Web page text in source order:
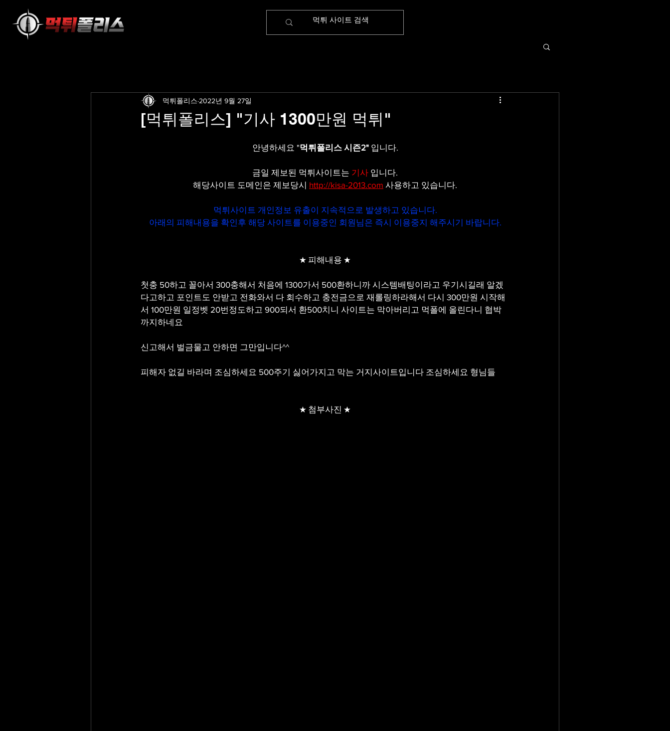
[먹튀폴리스] "기사 1300만원 먹튀"
먹튀폴리스 2022년 9월 27일
안녕하세요 "먹튀폴리스 시즌2" 입니다.
금일 제보된 먹튀사이트는 기사 입니다.
해당사이트 도메인은 제보당시 http://kisa-2013.com 사용하고 있습니다.
먹튀사이트 개인정보 유출이 지속적으로 발생하고 있습니다.
아래의 피해내용을 확인후 해당 사이트를 이용중인 회원님은 즉시 이용중지 해주시기 바랍니다.
★ 피해내용 ★
첫충 50하고 꼴아서 300충해서 처음에 1300가서 500환하니까 시스템배팅이라고 우기시길래 알겠
다고하고 포인트도 안받고 전화와서 다 회수하고 충전금으로 재롤링하라해서 다시 300만원 시작해
서 100만원 일정벳 20번정도하고 900되서 환500치니 사이트는 막아버리고 먹폴에 올린다니 협박
까지하네요
신고해서 벌금물고 안하면 그만입니다^^
피해자 없길 바라며 조심하세요 500주기 싫어가지고 막는 거지사이트입니다 조심하세요 형님들
★ 첨부사진 ★